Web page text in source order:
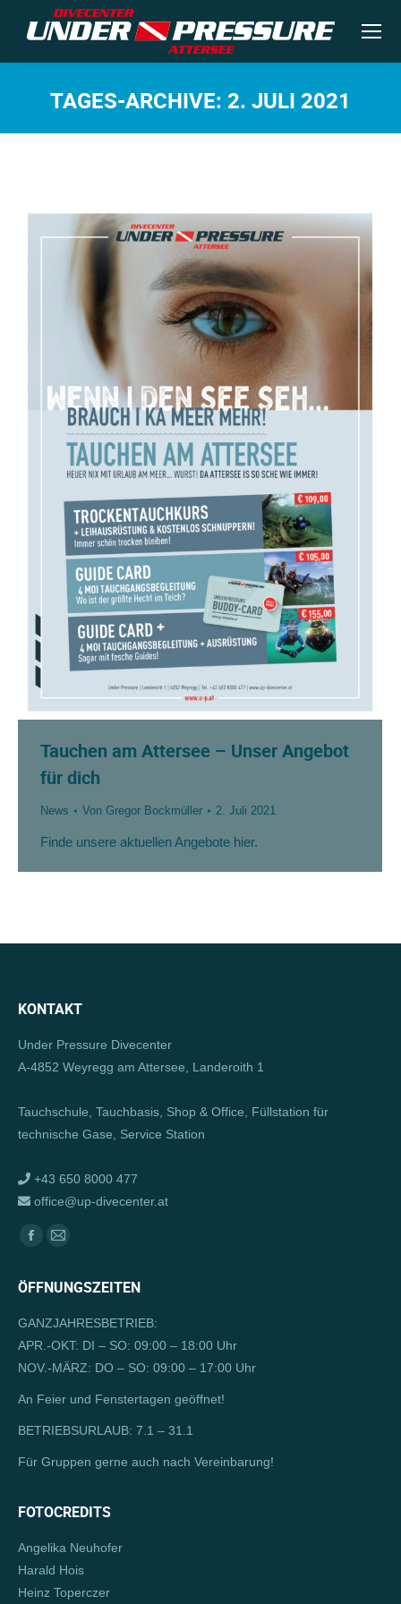
TAGES-ARCHIVE: 2. JULI 2021
Tauchen am Attersee – Unser Angebot
für dich
News Von Gregor Bockmüller 2. Juli 2021
Finde unsere aktuellen Angebote hier.
KONTAKT
Under Pressure Divecenter
A-4852 Weyregg am Attersee, Landeroith 1
Tauchschule, Tauchbasis, Shop & Office, Füllstation für
technische Gase, Service Station
+43 650 8000 477
office@up-divecenter.at
Finden Sie uns auf:
opens
in
new
window
page
opens
in
new
ÖFFNUNGSZEITEN
GANZJAHRESBETRIEB:
APR.-OKT: DI – SO: 09:00 – 18:00 Uhr
NOV.-MÄRZ: DO – SO: 09:00 – 17:00 Uhr
An Feier und Fenstertagen geöffnet!
BETRIEBSURLAUB: 7.1 – 31.1
Für Gruppen gerne auch nach Vereinbarung!
FOTOCREDITS
Angelika Neuhofer
Harald Hois
Heinz Toperczer